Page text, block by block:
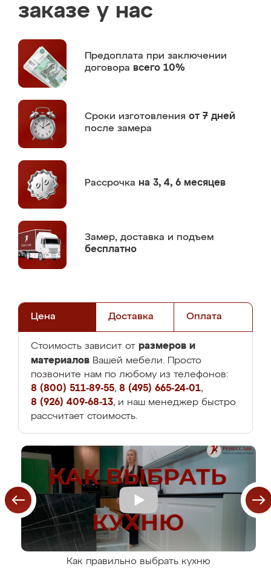
заказе у нас
Предоплата при заключении
договора всего 10%
Сроки изготовления от 7 дней
после замера
Рассрочка на 3, 4, 6 месяцев
Замер, доставка и подъем
бесплатно
Цена Доставка Оплата
Стоимость зависит от размеров и
материалов Вашей мебели. Просто
позвоните нам по любому из телефонов:
8 (800) 511-89-55, 8 (495) 665-24-01,
8 (926) 409-68-13, и наш менеджер быстро
рассчитает стоимость.
Как правильно выбрать кухню